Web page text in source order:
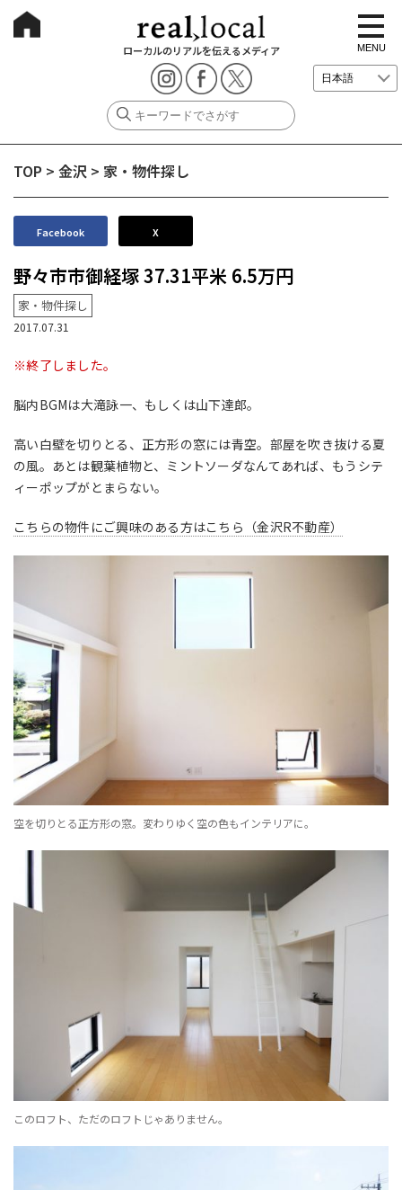
ローカルのリアルを伝えるメディア
t
o
g
g
e
i
i
MENU
TOP > 金沢 > 家・物件探し
Facebook X
野々市市御経塚 37.31平米 6.5万円
家・物件探し
2017.07.31
※終了しました。
脳内BGMは大滝詠一、もしくは山下達郎。
高い白壁を切りとる、正方形の窓には青空。部屋を吹き抜ける夏
の風。あとは観葉植物と、ミントソーダなんてあれば、もうシテ
ィーポップがとまらない。
こちらの物件にご興味のある方はこちら（金沢R不動産）
空を切りとる正方形の窓。変わりゆく空の色もインテリアに。
このロフト、ただのロフトじゃありません。